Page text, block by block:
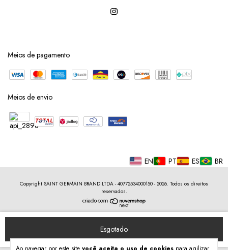
Meios de pagamento
Meios de envio
EN PT ES BR
Copyright SAINT GERMAIN BRAND LTDA - 40772534000150 - 2026. Todos os direitos
reservados.